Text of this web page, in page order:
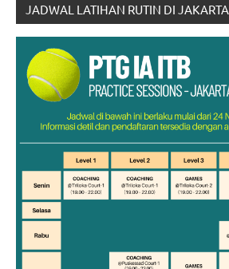
JADWAL LATIHAN RUTIN DI JAKARTA